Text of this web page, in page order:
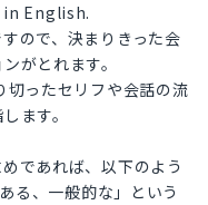
English.
ので、決まりきった会
がとれます。
ったセリフや会話の流
ます。
であれば、以下のよう
る、一般的な」という